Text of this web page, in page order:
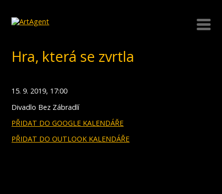
Hra, která se zvrtla
15. 9. 2019, 17:00
Divadlo Bez Zábradlí
PŘIDAT DO GOOGLE KALENDÁŘE
PŘIDAT DO OUTLOOK KALENDÁŘE